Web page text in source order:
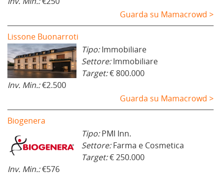
Guarda su Mamacrowd >
Lissone Buonarroti
Tipo:Immobiliare
Settore:Immobiliare
Target:€ 800.000
Inv. Min.:€2.500
Guarda su Mamacrowd >
Biogenera
Tipo:PMI Inn.
Settore:Farma e Cosmetica
Target:€ 250.000
Inv. Min.:€576